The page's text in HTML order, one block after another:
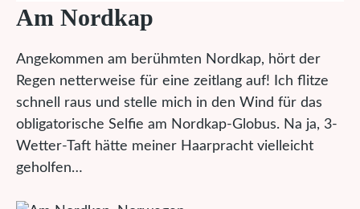
Am Nordkap
Angekommen am berühmten Nordkap, hört der
Regen netterweise für eine zeitlang auf! Ich flitze
schnell raus und stelle mich in den Wind für das
obligatorische Selfie am Nordkap-Globus. Na ja, 3-
Wetter-Taft hätte meiner Haarpracht vielleicht
geholfen…